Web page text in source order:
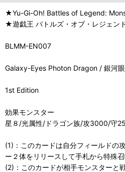
★Yu-Gi-Oh! Battles of Legend:
★遊戯王 バトルズ・オブ・レジェン
BLMM-EN007
Galaxy-Eyes Photon Dragon / 銀河
1st Edition
効果モンスター
星８/光属性/ドラゴン族/攻3000/守
(1)：このカードは自分フィールドの
ー２体をリリースして手札から特殊召
(2)：このカードが相手モンスターと